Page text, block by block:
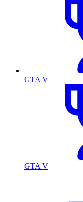
GTA V
GTA V